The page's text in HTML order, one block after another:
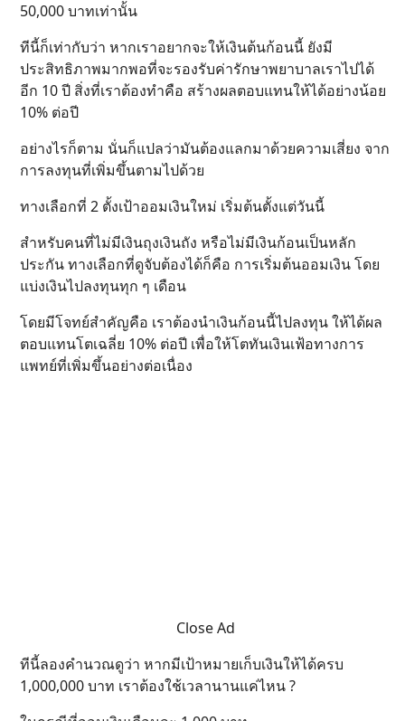
50,000 บาทเท่านั้น
ทีนี้ก็เท่ากับว่า หากเราอยากจะให้เงินต้นก้อนนี้ ยังมี
ประสิทธิภาพมากพอที่จะรองรับค่ารักษาพยาบาลเราไปได้
อีก 10 ปี สิ่งที่เราต้องทำคือ สร้างผลตอบแทนให้ได้อย่างน้อย
10% ต่อปี
อย่างไรก็ตาม นั่นก็แปลว่ามันต้องแลกมาด้วยความเสี่ยง จาก
การลงทุนที่เพิ่มขึ้นตามไปด้วย
ทางเลือกที่ 2 ตั้งเป้าออมเงินใหม่ เริ่มต้นตั้งแต่วันนี้
สำหรับคนที่ไม่มีเงินถุงเงินถัง หรือไม่มีเงินก้อนเป็นหลัก
ประกัน ทางเลือกที่ดูจับต้องได้ก็คือ การเริ่มต้นออมเงิน โดย
แบ่งเงินไปลงทุนทุก ๆ เดือน
โดยมีโจทย์สำคัญคือ เราต้องนำเงินก้อนนี้ไปลงทุน ให้ได้ผล
ตอบแทนโตเฉลี่ย 10% ต่อปี เพื่อให้โตทันเงินเฟ้อทางการ
แพทย์ที่เพิ่มขึ้นอย่างต่อเนื่อง
Close Ad
ทีนี้ลองคำนวณดูว่า หากมีเป้าหมายเก็บเงินให้ได้ครบ
1,000,000 บาท เราต้องใช้เวลานานแค่ไหน ?